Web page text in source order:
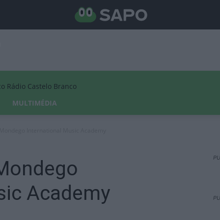
Rádio Castelo Branco
MULTIMÉDIA
Academy